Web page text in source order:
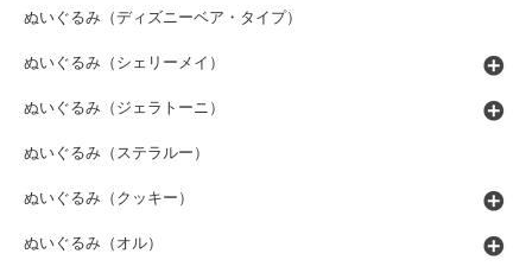
ぬいぐるみ（ディズニーベア・タイプ）
ぬいぐるみ（シェリーメイ）
ぬいぐるみ（ジェラトーニ）
ぬいぐるみ（ステラルー）
ぬいぐるみ（クッキー）
ぬいぐるみ（オル）